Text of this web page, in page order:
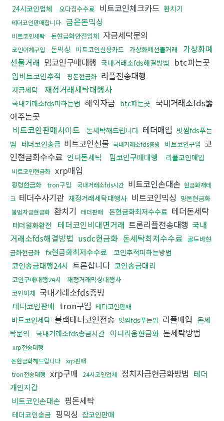
24시코인업체 오다집수수료 비트코인체크카드 환치기
테더코인판매합니다 금은돈믹싱
비트코인세탁 돈현금화안전업체 자금세탁문의
코인이체구입 돈믹싱 비트코인신용카드 가상화폐선물거래
가상화폐
선물거래 밈코인구매대행 국내거래소fds해결방법 btc파는곳
업비트코인추적 핑돈현금화 리플전송대행
자금세탁 재정거래세탁대행사
국내거래소fds피하는법 해외자금 btc파는곳 국내거래소fds뚫
어주는곳
비트코인판매사이트
돈세탁해드립니다 테더매입 빗썸fds푸는
법
테더코인송금 비트코인선물 국내거래소fds증빙 비트코인구입 코
인현금화수수료 언더돈세탁 밈코인구매대행 리플코인매입
비트코인현금화 xrp매입
횡령현금화 tron구입 국내거래소fds시간 비트코인손대손 현금화재테
크 테더수사기관 재정거래세탁대행사 비트코인믹싱 핑돈현금화
불법자금현금화 환치기 테더판매 돈현금화최저수수료 테더돈세탁
테더원화환전 테더코인비대면거래 트론리플전송대행 국내
거래소fds해결방법 usdc현금화 돈세탁최저수수료 골드바현
금화현금화 fx현금화최저수수료 코인추적피하는방법
코인송금대행24시 트론삽니다 코인송금대리
코인구매대행24시
재정거래믹싱대행사
코인이체 국내거래소fds증빙
테더코인판매 tron구입 테더코인판매
비트코인세탁 블랙테더코인전송 빗썸fds푸는법 리플매입 돈세
탁문의
국내거래소fds송금시간 이더리움현금화 돈세탁방법
xrp전송대행
돈현금화해드립니다
xrp판매
tron전송대행 xrp구매 24시코인업체 정치자금현금화방법 테더
개인지갑
비트코인손대손 핑돈세탁
테더코인송금 핑믹싱 잡코인판매